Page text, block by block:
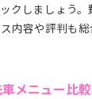
クしましょう
内容や評判も
メニュー比